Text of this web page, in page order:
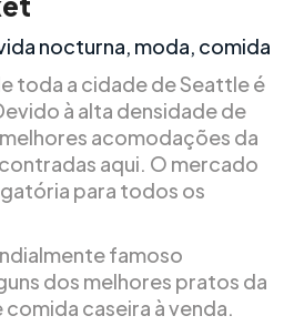
nocturna, moda, comida
toda a cidade de Seattle é
à alta densidade de
acomodações da
aqui. O mercado
para todos os
famoso
dos melhores pratos da
caseira à venda.